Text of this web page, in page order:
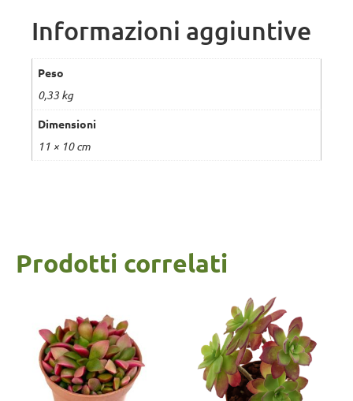
Informazioni aggiuntive
Peso
0,33 kg
Dimensioni
11 × 10 cm
Prodotti correlati